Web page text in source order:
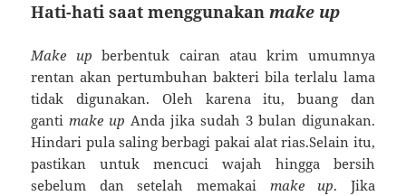
Hati-hati saat menggunakanmake up
Make up berbentuk cairan atau krim umumnya
rentan akan pertumbuhan bakteri bila terlalu lama
tidak digunakan. Oleh karena itu, buang dan
gantimake up Anda jika sudah 3 bulan digunakan.
Hindari pula saling berbagi pakai alat rias.Selain itu,
pastikan untuk mencuci wajah hingga bersih
sebelum dan setelah memakai make up. Jika